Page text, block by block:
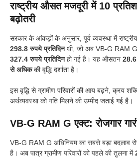
राष्ट्रीय औसत मजदूरी में 10
बढ़ोतरी
सरकार के आंकड़ों के अनुसार, पूर्व व्यवस्था में
298.8 रुपये प्रतिदिनथी, जो अब VB-G RAM
327.4 रुपये प्रतिदिनहो गई है। यह औसतन 28.6
से अधिककी वृद्धि दर्शाता है।
इस वृद्धि से ग्रामीण परिवारों की आय बढ़ने, क्रय
अर्थव्यवस्था को गति मिलने की उम्मीद जताई गई है।
VB-G RAM G एक्ट: रोजगार
VB-G RAM G अधिनियम का सबसे बड़ा बदलाव
है। अब पात्र ग्रामीण परिवारों को पहले की तुलना में